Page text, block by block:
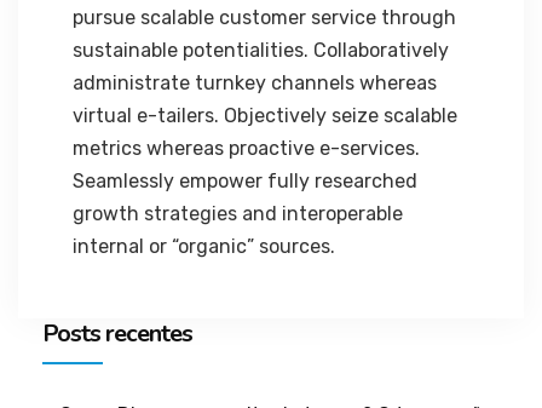
pursue scalable customer service through
sustainable potentialities. Collaboratively
administrate turnkey channels whereas
virtual e-tailers. Objectively seize scalable
metrics whereas proactive e-services.
Seamlessly empower fully researched
growth strategies and interoperable
internal or “organic” sources.
Posts recentes